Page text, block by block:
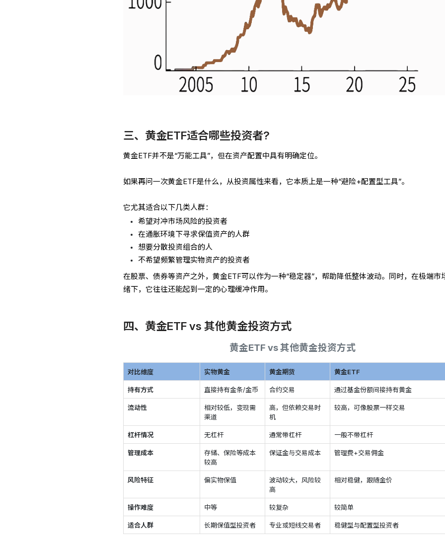
三、黄金ETF适合哪些投资者?
黄金ETF并不是“万能工具”，但在资产配置中具有明确定位。
如果再问一次黄金ETF是什么，从投资属性来看，它本质上是一种“避险+配置型工具”。
它尤其适合以下几类人群：
希望对冲市场风险的投资者
在通胀环境下寻求保值资产的人群
想要分散投资组合的人
不希望频繁管理实物资产的投资者
在股票、债券等资产之外，黄金ETF可以作为一种“稳定器”，帮助降低整体波动。同时，在极端市
绪下，它往往还能起到一定的心理缓冲作用。
四、黄金ETF vs 其他黄金投资方式
黄金ETF vs 其他黄金投资方式
对比维度 实物黄金 黄金期货 黄金ETF
持有方式 直接持有金条/金币 合约交易 通过基金份额间接持有黄金
流动性
相对较低，变现需
渠道
高，但依赖交易时
机
较高，可像股票一样交易
杠杆情况 无杠杆 通常带杠杆 一般不带杠杆
管理成本
存储、保险等成本
较高
保证金与交易成本 管理费+交易佣金
风险特征 偏实物保值
波动较大，风险较
高
相对稳健，跟随金价
操作难度 中等 较复杂 较简单
适合人群 长期保值型投资者 专业或短线交易者 稳健型与配置型投资者